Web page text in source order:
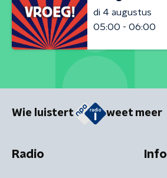
di 4 augustus
05:00 - 06:00
Wie luistert weet meer
Radio Info